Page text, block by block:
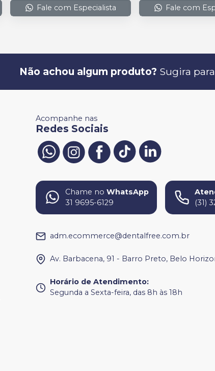
Fale com Especialista Fale com
Não achou algum produto? Sugira
Acompanhe nas
Redes Sociais
Chame no WhatsApp
31 9695-6129
(31)
adm.ecommerce@dentalfree.com.br
Av. Barbacena, 91 - Barro Preto, Belo
Horário de Atendimento:
Segunda a Sexta-feira, das 8h às 18h